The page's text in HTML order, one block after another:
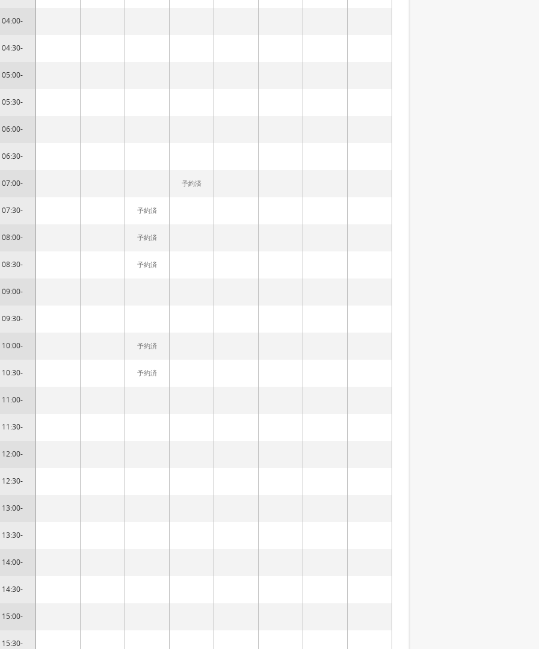
04:00-
04:30-
05:00-
05:30-
06:00-
06:30-
07:00-
07:30-
08:00-
08:30-
09:00-
09:30-
10:00-
10:30-
11:00-
11:30-
12:00-
12:30-
13:00-
13:30-
14:00-
14:30-
15:00-
15:30-
予約済
予約済
予約済
予約済
予約済
予約済